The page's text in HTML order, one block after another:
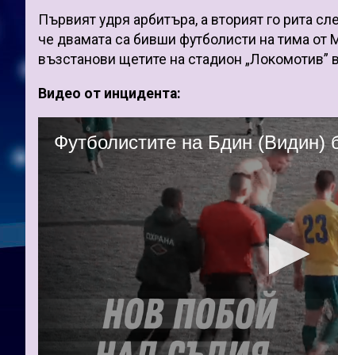
Първият удря арбитъра, а вторият го рита
че двамата са бивши футболисти на тима
възстанови щетите на стадион „Локомотив”
Видео от инцидента: